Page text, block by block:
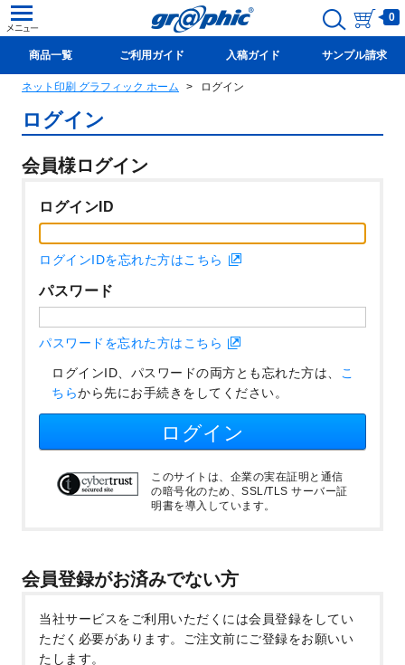
0
商品一覧 ご利用ガイド 入稿ガイド サンプル請求
新規会員登録(無料)
ネット印刷 グラフィック ホーム ログイン
ログイン
会員様ログイン
ログインID
ログインIDを忘れた方はこちら
パスワード
パスワードを忘れた方はこちら
ログインID、パスワードの両方とも忘れた方は、 こ
ちらから先にお手続きをしてください。
ログイン
このサイトは、企業の実在証明と通信
の暗号化のため、SSL/TLS サーバー証
明書を導入しています。
会員登録がお済みでない方
当社サービスをご利用いただくには会員登録をしてい
ただく必要があります。
ご注文前にご登録をお願いい
たします。